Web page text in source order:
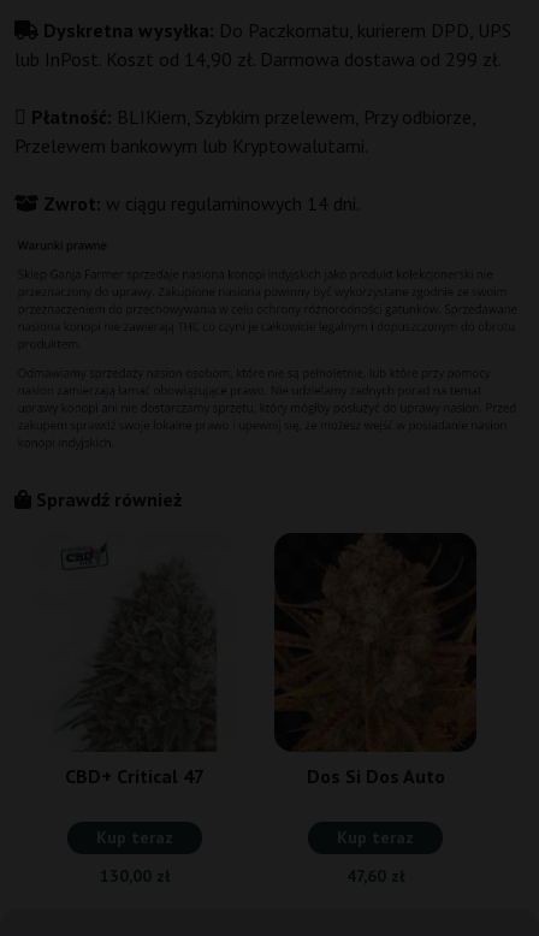
Dyskretna wysyłka: Do Paczkomatu, kurierem DPD, UPS
lub InPost. Koszt od 14,90 zł. Darmowa dostawa od 299 zł.
Płatność: BLIKiem, Szybkim przelewem, Przy odbiorze,
Przelewem bankowym lub Kryptowalutami.
Zwrot: w ciągu regulaminowych 14 dni.
Sprawdź również
CBD+ Critical 47
Kup teraz
130,00 zł
Dos Si Dos Auto
Kup teraz
47,60 zł